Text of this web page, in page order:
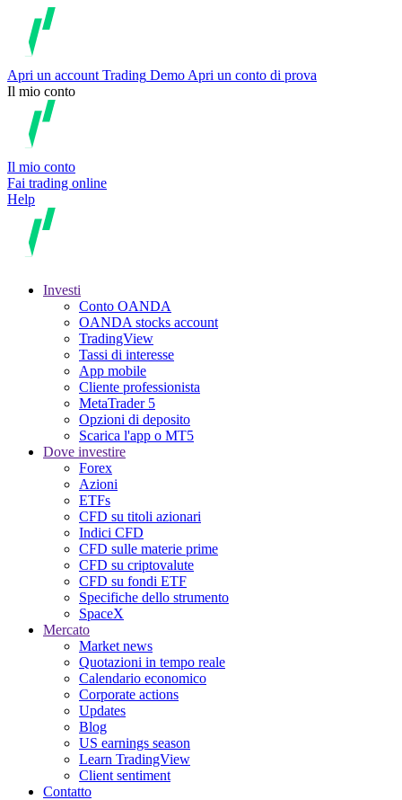
Apri un account Trading Demo Apri un conto di prova
Il mio conto
Il mio conto
Fai trading online
Help
Investi
Conto OANDA
OANDA stocks account
TradingView
Tassi di interesse
App mobile
Cliente professionista
MetaTrader 5
Opzioni di deposito
Scarica l'app o MT5
Dove investire
Forex
Azioni
ETFs
CFD su titoli azionari
Indici CFD
CFD sulle materie prime
CFD su criptovalute
CFD su fondi ETF
Specifiche dello strumento
SpaceX
Mercato
Market news
Quotazioni in tempo reale
Calendario economico
Corporate actions
Updates
Blog
US earnings season
Learn TradingView
Client sentiment
Contatto